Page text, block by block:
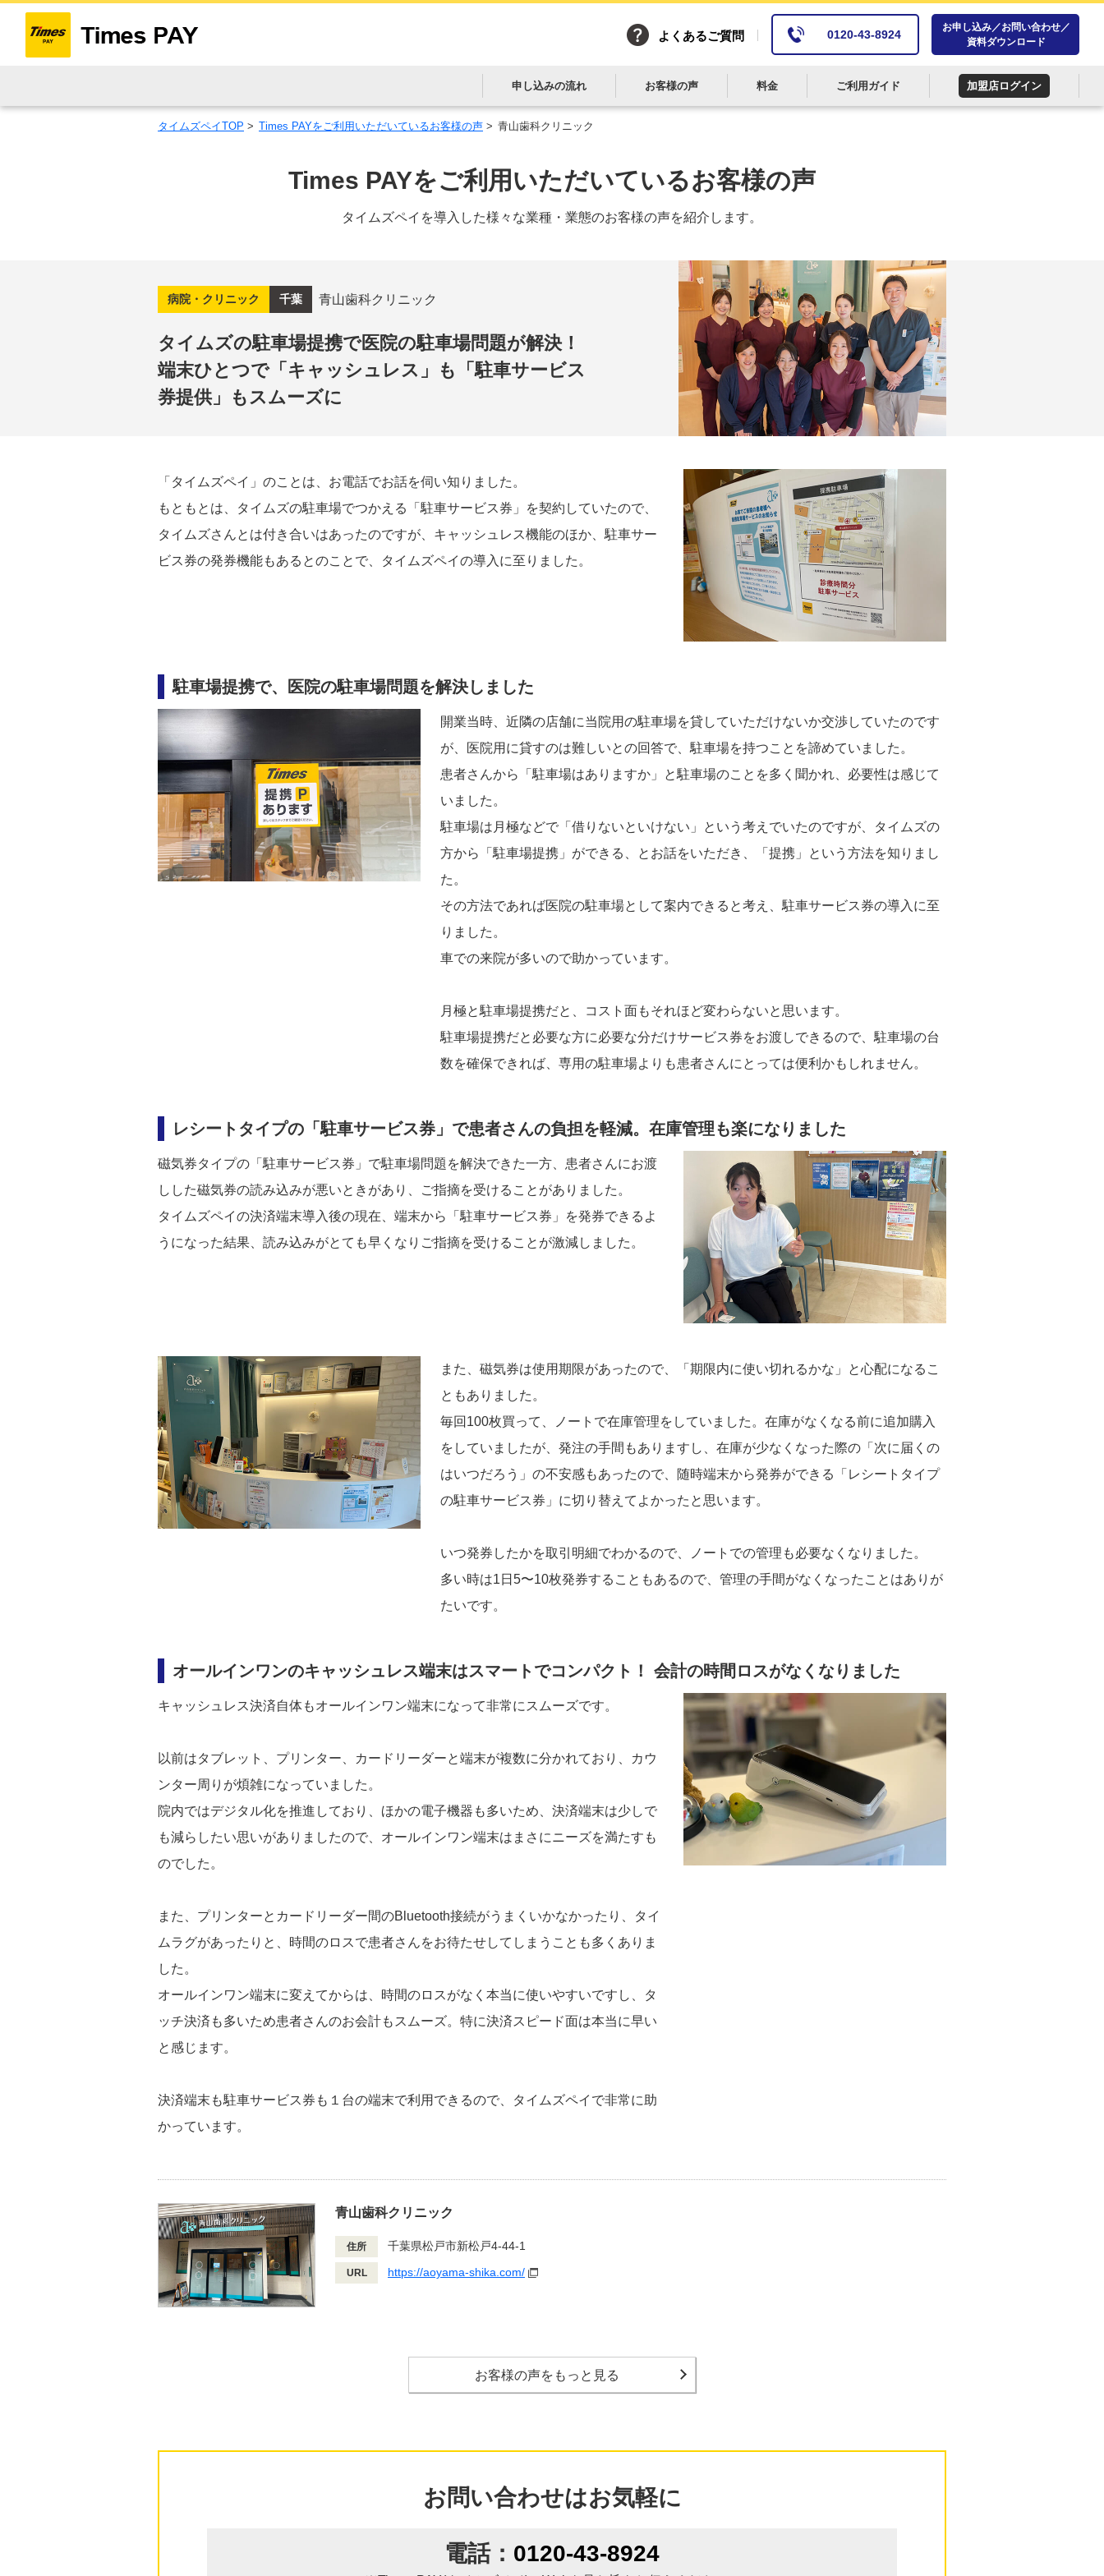
よくあるご質問 0120-43-8924
お申し込み／お問い合わせ／
資料ダウンロード
申し込みの流れ お客様の声 料金 ご利用ガイド 加盟店ログイン
タイムズペイTOP > Times PAYをご利用いただいているお客様の声 > 青山歯科クリニック
Times PAYをご利用いただいているお客様の声
タイムズペイを導入した様々な業種・業態のお客様の声を紹介します。
病院・クリニック 千葉 青山歯科クリニック
タイムズの駐車場提携で医院の駐車場問題が解決！
端末ひとつで「キャッシュレス」も「駐車サービス
券提供」もスムーズに
「タイムズペイ」のことは、お電話でお話を伺い知りました。
もともとは、タイムズの駐車場でつかえる「駐車サービス券」を契約していたので、
タイムズさんとは付き合いはあったのですが、キャッシュレス機能のほか、駐車サー
ビス券の発券機能もあるとのことで、タイムズペイの導入に至りました。
駐車場提携で、医院の駐車場問題を解決しました
開業当時、近隣の店舗に当院用の駐車場を貸していただけないか交渉していたのです
が、医院用に貸すのは難しいとの回答で、駐車場を持つことを諦めていました。
患者さんから「駐車場はありますか」と駐車場のことを多く聞かれ、必要性は感じて
いました。
駐車場は月極などで「借りないといけない」という考えでいたのですが、タイムズの
方から「駐車場提携」ができる、とお話をいただき、「提携」という方法を知りまし
た。
その方法であれば医院の駐車場として案内できると考え、駐車サービス券の導入に至
りました。
車での来院が多いので助かっています。
月極と駐車場提携だと、コスト面もそれほど変わらないと思います。
駐車場提携だと必要な方に必要な分だけサービス券をお渡しできるので、駐車場の台
数を確保できれば、専用の駐車場よりも患者さんにとっては便利かもしれません。
レシートタイプの「駐車サービス券」で患者さんの負担を軽減。在庫管理も楽になりました
磁気券タイプの「駐車サービス券」で駐車場問題を解決できた一方、患者さんにお渡
しした磁気券の読み込みが悪いときがあり、ご指摘を受けることがありました。
タイムズペイの決済端末導入後の現在、端末から「駐車サービス券」を発券できるよ
うになった結果、読み込みがとても早くなりご指摘を受けることが激減しました。
また、磁気券は使用期限があったので、「期限内に使い切れるかな」と心配になるこ
ともありました。
毎回100枚買って、ノートで在庫管理をしていました。在庫がなくなる前に追加購入
をしていましたが、発注の手間もありますし、在庫が少なくなった際の「次に届くの
はいつだろう」の不安感もあったので、随時端末から発券ができる「レシートタイプ
の駐車サービス券」に切り替えてよかったと思います。
いつ発券したかを取引明細でわかるので、ノートでの管理も必要なくなりました。
多い時は1日5〜10枚発券することもあるので、管理の手間がなくなったことはありが
たいです。
オールインワンのキャッシュレス端末はスマートでコンパクト！ 会計の時間ロスがなくなりました
キャッシュレス決済自体もオールインワン端末になって非常にスムーズです。
以前はタブレット、プリンター、カードリーダーと端末が複数に分かれており、カウ
ンター周りが煩雑になっていました。
院内ではデジタル化を推進しており、ほかの電子機器も多いため、決済端末は少しで
も減らしたい思いがありましたので、オールインワン端末はまさにニーズを満たすも
のでした。
また、プリンターとカードリーダー間のBluetooth接続がうまくいかなかったり、タイ
ムラグがあったりと、時間のロスで患者さんをお待たせしてしまうことも多くありま
した。
オールインワン端末に変えてからは、時間のロスがなく本当に使いやすいですし、タ
ッチ決済も多いため患者さんのお会計もスムーズ。特に決済スピード面は本当に早い
と感じます。
決済端末も駐車サービス券も１台の端末で利用できるので、タイムズペイで非常に助
かっています。
青山歯科クリニック
住所 千葉県松戸市新松戸4-44-1
URL https://aoyama-shika.com/
お客様の声をもっと見る
お問い合わせはお気軽に
電話： 0120-43-8924